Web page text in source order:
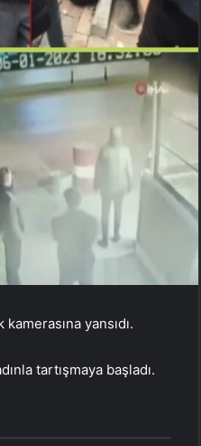
yansıdı.
tartışmaya başladı.